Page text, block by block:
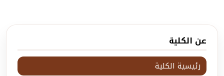
عن الكلية
رئيسية الكلية